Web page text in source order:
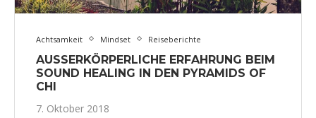
Achtsamkeit Mindset Reiseberichte
AUSSERKÖRPERLICHE ERFAHRUNG BEIM S
OUND HEALING IN DEN PYRAMIDS OF C
HI
7. Oktober 2018